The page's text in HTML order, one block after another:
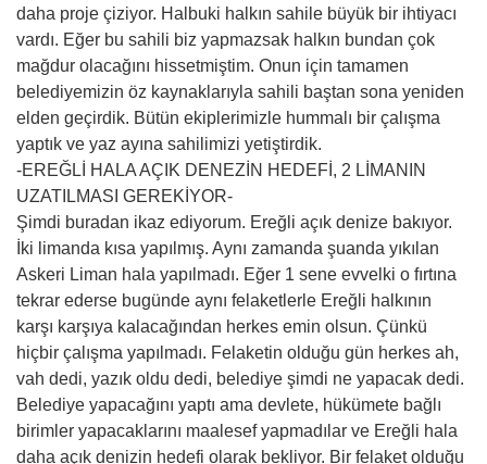
daha proje çiziyor. Halbuki halkın sahile büyük bir ihtiyacı
vardı. Eğer bu sahili biz yapmazsak halkın bundan çok
mağdur olacağını hissetmiştim. Onun için tamamen
belediyemizin öz kaynaklarıyla sahili baştan sona yeniden
elden geçirdik. Bütün ekiplerimizle hummalı bir çalışma
yaptık ve yaz ayına sahilimizi yetiştirdik.
-EREĞLİ HALA AÇIK DENEZİN HEDEFİ, 2 LİMANIN
UZATILMASI GEREKİYOR-
Şimdi buradan ikaz ediyorum. Ereğli açık denize bakıyor.
İki limanda kısa yapılmış. Aynı zamanda şuanda yıkılan
Askeri Liman hala yapılmadı. Eğer 1 sene evvelki o fırtına
tekrar ederse bugünde aynı felaketlerle Ereğli halkının
karşı karşıya kalacağından herkes emin olsun. Çünkü
hiçbir çalışma yapılmadı. Felaketin olduğu gün herkes ah,
vah dedi, yazık oldu dedi, belediye şimdi ne yapacak dedi.
Belediye yapacağını yaptı ama devlete, hükümete bağlı
birimler yapacaklarını maalesef yapmadılar ve Ereğli hala
daha açık denizin hedefi olarak bekliyor. Bir felaket olduğu